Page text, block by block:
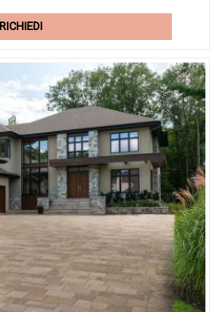
RICHIEDI